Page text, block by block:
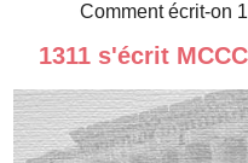
Comment écrit-on
1311 s'écrit